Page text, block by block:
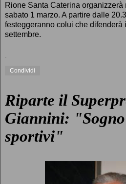
Rione Santa Caterina
sabato 1 marzo. A partire dalle
festeggeranno colui che difenderà
settembre.
Condividi
Riparte il
Giannini:
sportivi"